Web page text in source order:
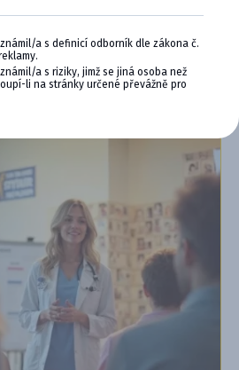
se přidat
o programu PLUS
a s definicí odborník dle zákona č.
a s riziky, jimž se jiná osoba než
li na stránky určené převážně pro